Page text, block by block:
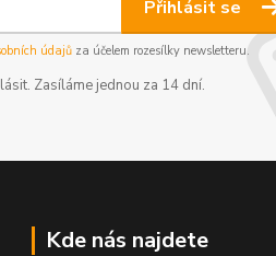
Přihlásit se
údajůza účelem rozesílky newsletteru.
Zasíláme jednou za 14 dní.
Kde nás najdete